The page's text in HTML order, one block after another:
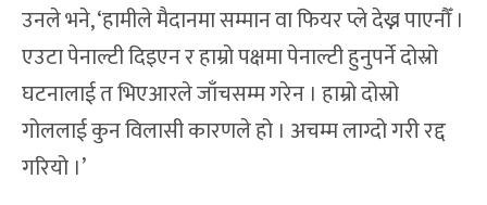
उनले भने, ‘हामीले मैदानमा सम्मान वा फियर प्ले देख्न पाएनौँ ।
एउटा पेनाल्टी दिइएन र हाम्रो पक्षमा पेनाल्टी हुनुपर्ने दोस्रो
घटनालाई त भिएआरले जाँचसम्म गरेन । हाम्रो दोस्रो
गोललाई कुन विलासी कारणले हो । अचम्म लाग्दो गरी रद्द
गरियो ।’